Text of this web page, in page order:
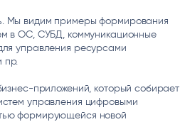
Мы видим примеры формирования
в ОС, СУБД, коммуникационные
управления ресурсами
пр.
приложений, который собирает
управления цифровыми
формирующейся новой